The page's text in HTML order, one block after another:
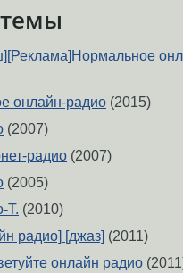
онлайн-радио (2015)
(2007)
радио (2007)
(2005)
Т. (2010)
радио] [джаз] (2011)
онлайн радио